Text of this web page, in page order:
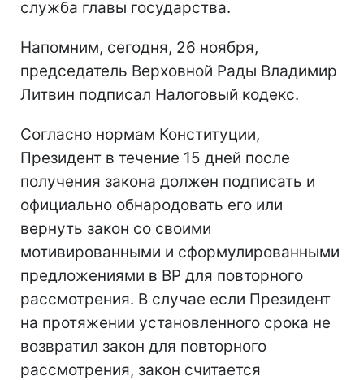
служба главы государства.
Напомним, сегодня, 26 ноября,
председатель Верховной Рады Владимир
Литвин подписал Налоговый кодекс.
Согласно нормам Конституции,
Президент в течение 15 дней после
получения закона должен подписать и
официально обнародовать его или
вернуть закон со своими
мотивированными и сформулированными
предложениями в ВР для повторного
рассмотрения. В случае если Президент
на протяжении установленного срока не
возвратил закон для повторного
рассмотрения, закон считается